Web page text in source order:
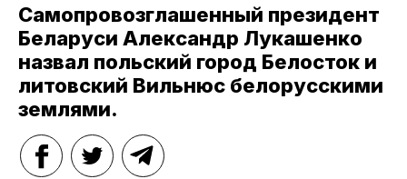
Самопровозглашенный президент
Беларуси Александр Лукашенко
назвал польский город Белосток и
литовский Вильнюс белорусскими
землями.